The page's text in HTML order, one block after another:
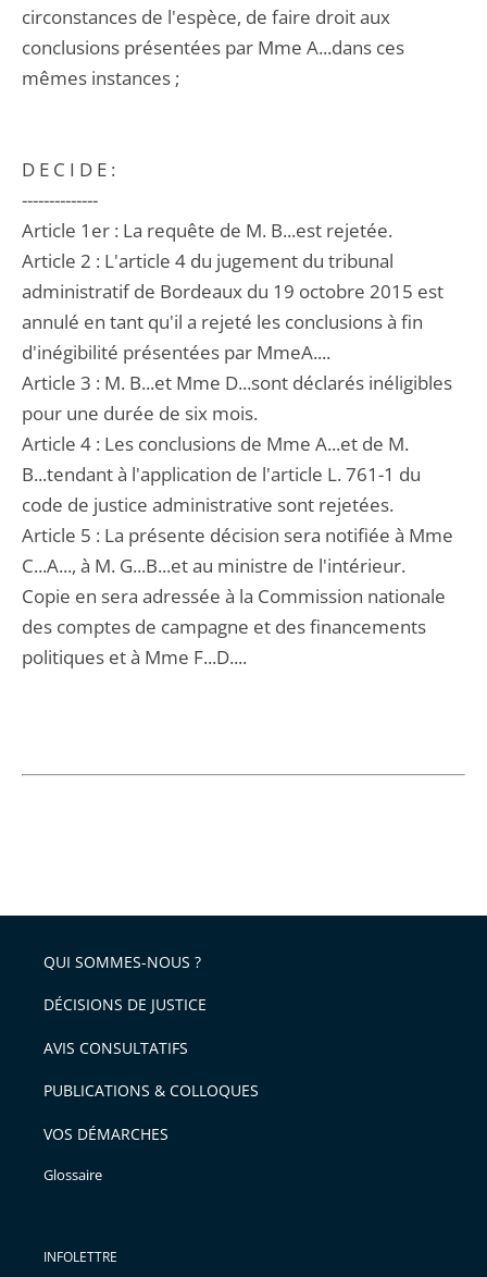
circonstances de l'espèce, de faire droit aux
conclusions présentées par Mme A...dans ces
mêmes instances ;
D E C I D E :
--------------
Article 1er : La requête de M. B...est rejetée.
Article 2 : L'article 4 du jugement du tribunal
administratif de Bordeaux du 19 octobre 2015 est
annulé en tant qu'il a rejeté les conclusions à fin
d'inégibilité présentées par MmeA....
Article 3 : M. B...et Mme D...sont déclarés inéligibles
pour une durée de six mois.
Article 4 : Les conclusions de Mme A...et de M.
B...tendant à l'application de l'article L. 761-1 du
code de justice administrative sont rejetées.
Article 5 : La présente décision sera notifiée à Mme
C...A..., à M. G...B...et au ministre de l'intérieur.
Copie en sera adressée à la Commission nationale
des comptes de campagne et des financements
politiques et à Mme F...D....
QUI SOMMES-NOUS ?
DÉCISIONS DE JUSTICE
AVIS CONSULTATIFS
PUBLICATIONS & COLLOQUES
VOS DÉMARCHES
Glossaire
INFOLETTRE